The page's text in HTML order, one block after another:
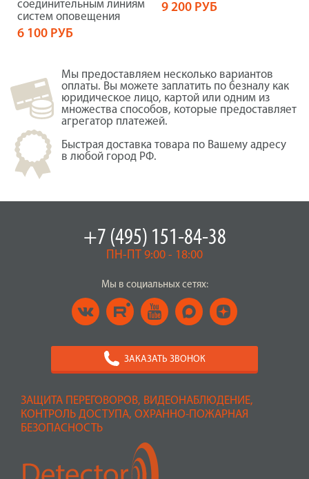
соединительным линиям
систем оповещения
6 100 РУБ
9 200 РУБ
Мы предоставляем несколько вариантов
оплаты. Вы можете заплатить по безналу как
юридическое лицо, картой или одним из
множества способов, которые предоставляет
агрегатор платежей.
Быстрая доставка товара по Вашему адресу
в любой город РФ.
ЗАЩИТА ПЕРЕГОВОРОВ, ВИДЕОНАБЛЮДЕНИЕ,
КОНТРОЛЬ ДОСТУПА, ОХРАННО-ПОЖАРНАЯ
БЕЗОПАСНОСТЬ
+7 (495) 151-84-38
ПН-ПТ 9:00 - 18:00
Мы в социальных сетях:
ЗАКАЗАТЬ ЗВОНОК